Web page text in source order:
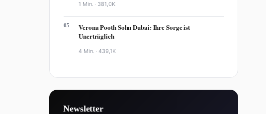
1 Min. · 381,0K
05
Verona Pooth Sohn Dubai: Ihre Sorge ist
Unerträglich
4 Min. ·439,1K
Newsletter